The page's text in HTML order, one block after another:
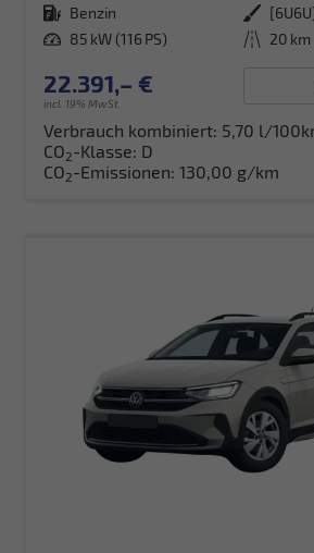
Kraftstoff Benzin Außenfarbe
Leistung 85 kW (116 PS) Kilometerstand 20 km
22.391,– €
incl. 19% MwSt.
Verbrauch kombiniert: 5,70 l/
CO2-Klasse: D
CO2-Emissionen: 130,00 g/km